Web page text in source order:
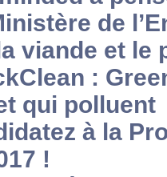
de
viande et le
:
qui polluent
à la
!